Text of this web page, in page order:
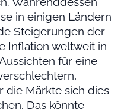
in einigen Ländern
Steigerungen der
Inflation weltweit in
für eine
die Märkte sich dies
Das könnte